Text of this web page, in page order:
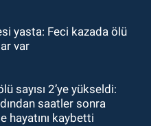
yeni kim eski!
yasta: Feci kazada ölü
var
sayısı 2’ye yükseldi:
saatler sonra
hayatını kaybetti